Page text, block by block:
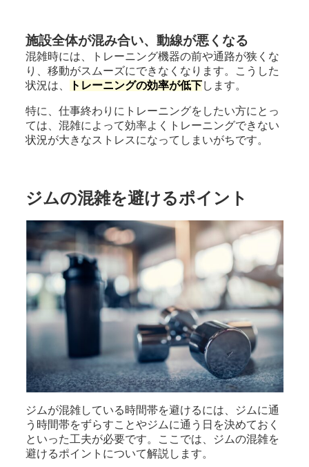
施設全体が混み合い、動線が悪くなる
混雑時には、トレーニング機器の前や通路が狭くな
り、移動がスムーズにできなくなります。こうした
状況は、
トレーニングの効率が低下します。
特に、仕事終わりにトレーニングをしたい方にとっ
ては、混雑によって効率よくトレーニングできない
状況が大きなストレスになってしまいがちです。
ジムの混雑を避けるポイント
ジムが混雑している時間帯を避けるには、ジムに通
う時間帯をずらすことやジムに通う日を決めておく
といった工夫が必要です。ここでは、ジムの混雑を
避けるポイントについて解説します。